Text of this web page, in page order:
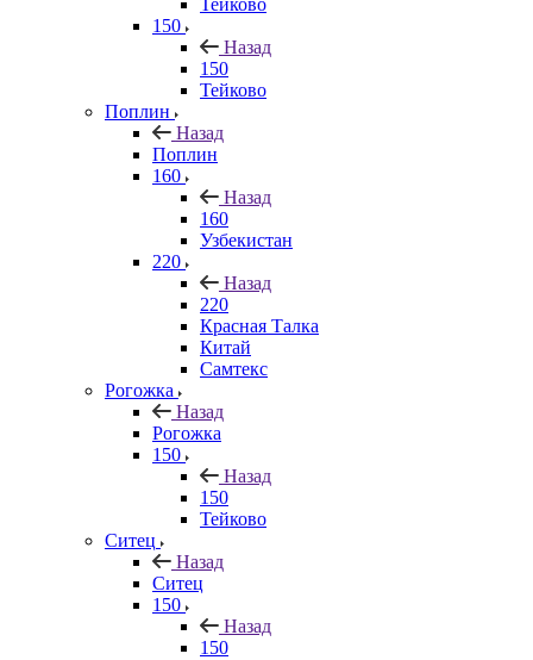
Тейково
150
Назад
150
Тейково
Поплин
Назад
Поплин
160
Назад
160
Узбекистан
220
Назад
220
Красная Талка
Китай
Самтекс
Рогожка
Назад
Рогожка
150
Назад
150
Тейково
Ситец
Назад
Ситец
150
Назад
150